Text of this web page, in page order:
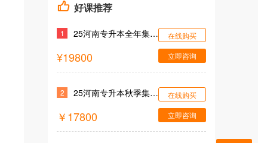
好课推荐
1 25河南专升本全年集训营
¥19800
在线购买
立即咨询
2 25河南专升本秋季集训营
￥17800
在线购买
立即咨询